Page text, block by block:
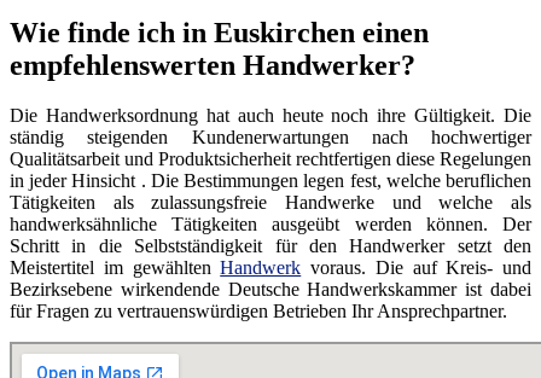
Wie finde ich in Euskirchen einen
empfehlenswerten Handwerker?
Die Handwerksordnung hat auch heute noch ihre Gültigkeit. Die
ständig steigenden Kundenerwartungen nach hochwertiger
Qualitätsarbeit und Produktsicherheit rechtfertigen diese Regelungen
in jeder Hinsicht . Die Bestimmungen legen fest, welche beruflichen
Tätigkeiten als zulassungsfreie Handwerke und welche als
handwerksähnliche Tätigkeiten ausgeübt werden können. Der
Schritt in die Selbstständigkeit für den Handwerker setzt den
Meistertitel im gewähltenHandwerk voraus. Die auf Kreis- und
Bezirksebene wirkendende Deutsche Handwerkskammer ist dabei
für Fragen zu vertrauenswürdigen Betrieben Ihr Ansprechpartner.